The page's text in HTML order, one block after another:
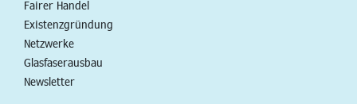
Fairer Handel
Existenzgründung
Netzwerke
Glasfaserausbau
Newsletter